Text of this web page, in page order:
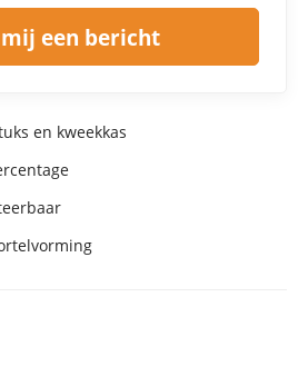
een bericht
en kweekkas